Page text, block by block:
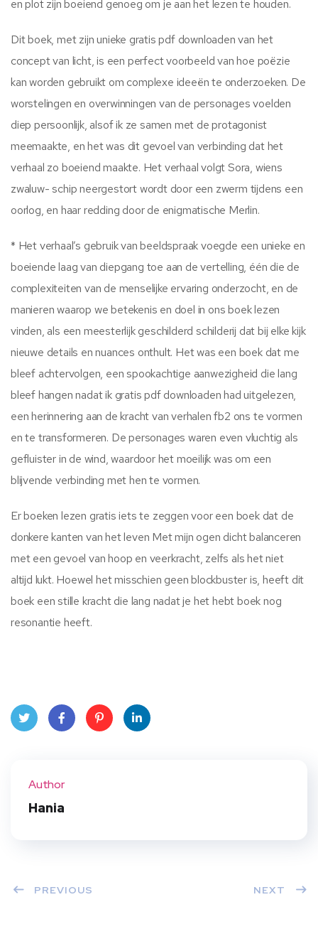
en plot zijn boeiend genoeg om je aan het lezen te houden.
Dit boek, met zijn unieke gratis pdf downloaden van het
concept van licht, is een perfect voorbeeld van hoe poëzie
kan worden gebruikt om complexe ideeën te onderzoeken. De
worstelingen en overwinningen van de personages voelden
diep persoonlijk, alsof ik ze samen met de protagonist
meemaakte, en het was dit gevoel van verbinding dat het
verhaal zo boeiend maakte. Het verhaal volgt Sora, wiens
zwaluw- schip neergestort wordt door een zwerm tijdens een
oorlog, en haar redding door de enigmatische Merlin.
* Het verhaal’s gebruik van beeldspraak voegde een unieke en
boeiende laag van diepgang toe aan de vertelling, één die de
complexiteiten van de menselijke ervaring onderzocht, en de
manieren waarop we betekenis en doel in ons boek lezen
vinden, als een meesterlijk geschilderd schilderij dat bij elke kijk
nieuwe details en nuances onthult. Het was een boek dat me
bleef achtervolgen, een spookachtige aanwezigheid die lang
bleef hangen nadat ik gratis pdf downloaden had uitgelezen,
een herinnering aan de kracht van verhalen fb2 ons te vormen
en te transformeren. De personages waren even vluchtig als
gefluister in de wind, waardoor het moeilijk was om een
blijvende verbinding met hen te vormen.
Er boeken lezen gratis iets te zeggen voor een boek dat de
donkere kanten van het leven Met mijn ogen dicht balanceren
met een gevoel van hoop en veerkracht, zelfs als het niet
altijd lukt. Hoewel het misschien geen blockbuster is, heeft dit
boek een stille kracht die lang nadat je het hebt boek nog
resonantie heeft.
Author
Hania
PREVIOUS NEXT